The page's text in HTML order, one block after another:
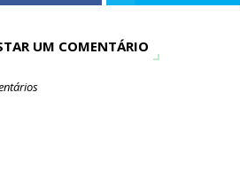
UM COMENTÁRIO